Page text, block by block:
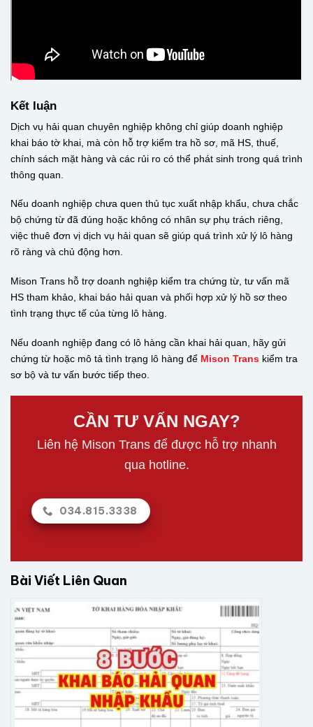
Kết luận
Dịch vụ hải quan chuyên nghiệp không chỉ giúp doanh nghiệp
khai báo tờ khai, mà còn hỗ trợ kiểm tra hồ sơ, mã HS, thuế,
chính sách mặt hàng và các rủi ro có thể phát sinh trong quá trình
thông quan.
Nếu doanh nghiệp chưa quen thủ tục xuất nhập khẩu, chưa chắc
bộ chứng từ đã đúng hoặc không có nhân sự phụ trách riêng,
việc thuê đơn vị dịch vụ hải quan sẽ giúp quá trình xử lý lô hàng
rõ ràng và chủ động hơn.
Mison Trans hỗ trợ doanh nghiệp kiểm tra chứng từ, tư vấn mã
HS tham khảo, khai báo hải quan và phối hợp xử lý hồ sơ theo
tình trạng thực tế của từng lô hàng.
Nếu doanh nghiệp đang có lô hàng cần khai hải quan, hãy gửi
chứng từ hoặc mô tả tình trạng lô hàng để Mison Trans kiểm tra
sơ bộ và tư vấn bước tiếp theo.
CẦN TƯ VẤN NGAY?
Liên hệ Mison Trans để được hỗ trợ nhanh
qua hotline.
034.815.3338
Bài Viết Liên Quan